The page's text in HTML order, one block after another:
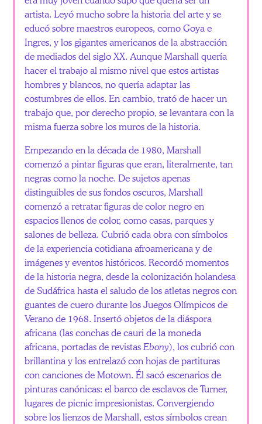
artista. Leyó mucho sobre la historia del arte y se
educó sobre maestros europeos, como Goya e
Ingres, y los gigantes americanos de la abstracción
de mediados del siglo XX. Aunque Marshall quería
hacer el trabajo al mismo nivel que estos artistas
hombres y blancos, no quería adaptar las
costumbres de ellos. En cambio, trató de hacer un
trabajo que, por derecho propio, se levantara con la
misma fuerza sobre los muros de la historia.
Empezando en la década de 1980, Marshall
comenzó a pintar figuras que eran, literalmente, tan
negras como la noche. De sujetos apenas
distinguibles de sus fondos oscuros, Marshall
comenzó a retratar figuras de color negro en
espacios llenos de color, como casas, parques y
salones de belleza. Cubrió cada obra con símbolos
de la experiencia cotidiana afroamericana y de
imágenes y eventos históricos. Recordó momentos
de la historia negra, desde la colonización holandesa
de Sudáfrica hasta el saludo de los atletas negros con
guantes de cuero durante los Juegos Olímpicos de
Verano de 1968. Insertó objetos de la diáspora
africana (las conchas de cauri de la moneda
africana, portadas de revistas Ebony), los cubrió con
brillantina y los entrelazó con hojas de partituras
con canciones de Motown. Él sacó escenarios de
pinturas canónicas: el barco de esclavos de Turner,
lugares de picnic impresionistas. Convergiendo
sobre los lienzos de Marshall, estos símbolos crean